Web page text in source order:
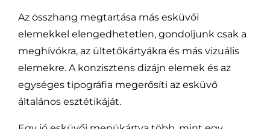
Az összhang megtartása más esküvői
elemekkel elengedhetetlen, gondoljunk csak a
meghívókra, az ültetőkártyákra és más vizuális
elemekre. A konzisztens dizájn elemek és az
egységes tipográfia megerősíti az esküvő
általános esztétikáját.